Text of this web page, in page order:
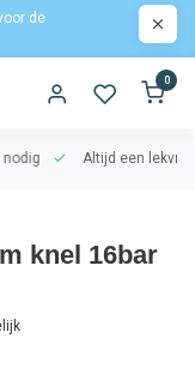
de
0
Altijd een
knel 16bar